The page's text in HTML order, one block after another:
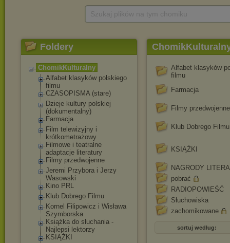
Foldery
ChomikKulturalny
Alfabet klasyków polskiego
filmu
CZASOPISMA (stare)
Dzieje kultury polskiej
(dokumentalny)
Farmacja
Film telewizyjny i
krótkometrażowy
Filmowe i teatralne
adaptacje literatury
Filmy przedwojenne
Jeremi Przybora i Jerzy
Wasowski
Kino PRL
Klub Dobrego Filmu
Kornel Filipowicz i Wisława
Szymborska
Książka do słuchania -
Najlepsi lektorzy
KSIĄŻKI
Alfabet klasyków
filmu
Farmacja
Filmy przedwojenne
Klub Dobrego Filmu
KSIĄŻKI
NAGRODY
pobrać
RADIOPOWIEŚĆ
Słuchowiska
zachomikowane
sortuj według: